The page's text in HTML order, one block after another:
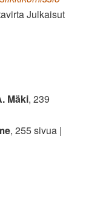
Julkaisut
Mäki, 239
, 255 sivua |